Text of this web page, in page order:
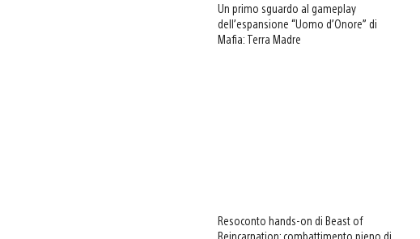
Un primo sguardo al gameplay
dell’espansione “Uomo d’Onore” di
Mafia: Terra Madre
Resoconto hands-on di Beast of
Reincarnation: combattimento pieno di